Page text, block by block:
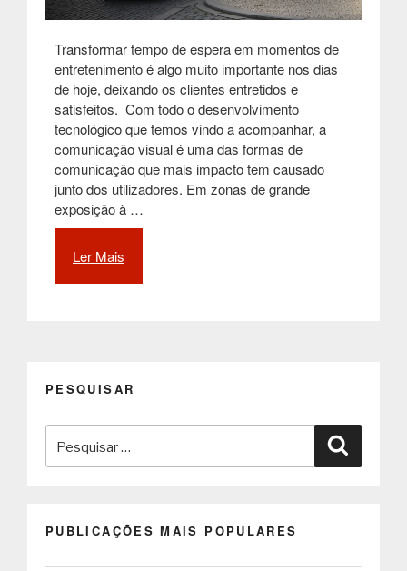
Transformar tempo de espera em momentos de
entretenimento é algo muito importante nos dias
de hoje, deixando os clientes entretidos e
satisfeitos. Com todo o desenvolvimento
tecnológico que temos vindo a acompanhar, a
comunicação visual é uma das formas de
comunicação que mais impacto tem causado
junto dos utilizadores. Em zonas de grande
exposição à …
Ler Mais
e
PESQUISAR
por:
PUBLICAÇÕES MAIS POPULARES